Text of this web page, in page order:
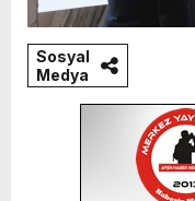
Sosyal
Medya